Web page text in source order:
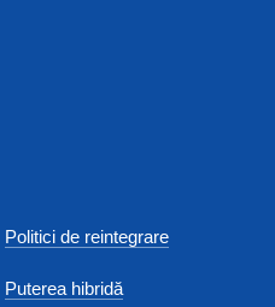
Politici de reintegrare
Puterea hibridă